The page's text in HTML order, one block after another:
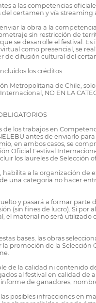
a las competencias
certamen y vía
la obra a la
sin restricción de
se desarrolle el festival.
como presencial, se
de difusión cultural del
los créditos.
Metropolitana de Chile,
NO EN LA
de los trabajos en
antes de enviarlo
en ambos casos, se
Oficial Festival
los laureles de Selección
a la organización de
una categoría no hacer
y pasará a formar parte
(sin fines de lucro). Si por
el material no será
bases, las obras
promoción de la Selección
de la calidad ni contenido
al festival en calidad
de ganadores,
posibles infracciones en